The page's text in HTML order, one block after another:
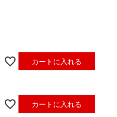
カートに入れる
カートに入れる